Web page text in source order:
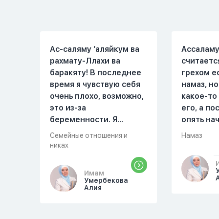
Ас-саляму ‘аляйкум ва
рахмату-Ллахи ва
баракяту! В последнее
время я чувствую себя
очень плохо, возможно,
это из-за
беременности. Я
разбудила мужа и
рассказала ему, что со
происходит,он потом
обратно ложился спать
это было около
Семейные отношения и
никах
Имам
Умербекова
Алия
грехом
намаз,
какое-
его, а
опять
можете
Намаз